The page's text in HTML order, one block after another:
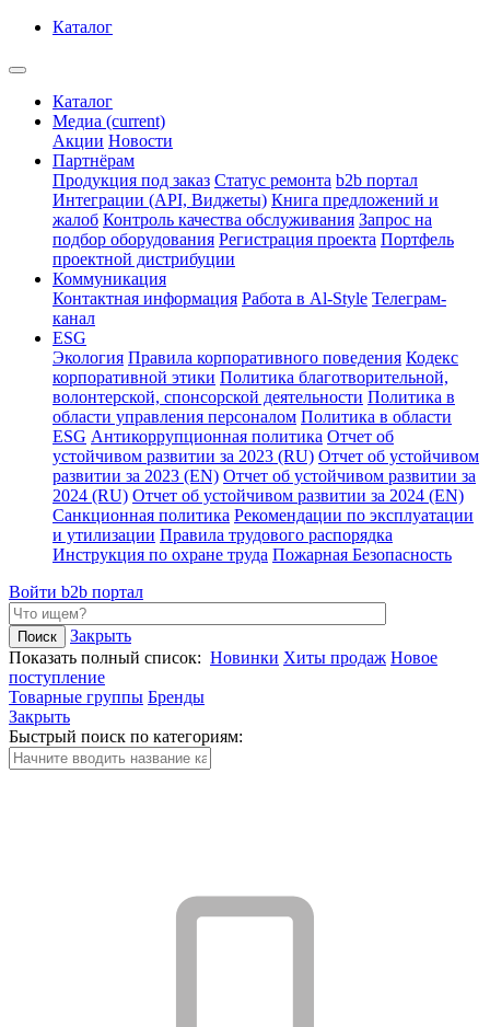
Каталог
Каталог
Медиа (current)
Акции Новости
Партнёрам
Продукция под заказ Статус ремонта b2b портал
Интеграции (API, Виджеты) Книга предложений и
жалоб Контроль качества обслуживания Запрос на
подбор оборудования Регистрация проекта Портфель
проектной дистрибуции
Коммуникация
Контактная информация Работа в Al-Style Телеграм-
канал
ESG
Экология Правила корпоративного поведения Кодекс
корпоративной этики Политика благотворительной,
волонтерской, спонсорской деятельности Политика в
области управления персоналом Политика в области
ESG Антикоррупционная политика Отчет об
устойчивом развитии за 2023 (RU) Отчет об устойчивом
развитии за 2023 (EN) Отчет об устойчивом развитии за
2024 (RU) Отчет об устойчивом развитии за 2024 (EN)
Санкционная политика Рекомендации по эксплуатации
и утилизации Правила трудового распорядка
Инструкция по охране труда Пожарная Безопасность
Войти b2b портал
Закрыть
Показать полный список: Новинки Хиты продаж Новое
поступление
Товарные группы Бренды
Закрыть
Быстрый поиск по категориям: